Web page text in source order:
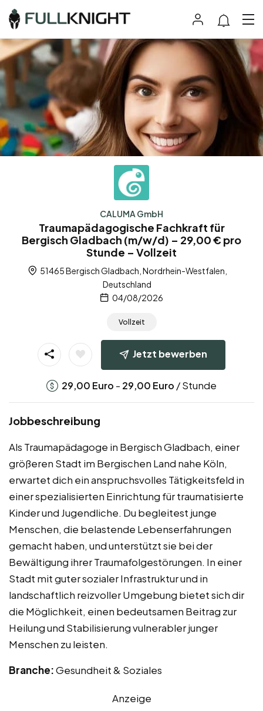
CALUMA GmbH
Traumapädagogische Fachkraft für
Bergisch Gladbach (m/w/d) – 29,00 € pro
Stunde – Vollzeit
51465 Bergisch Gladbach, Nordrhein-Westfalen,
Deutschland
04/08/2026
Vollzeit
Jetzt bewerben
29,00 Euro - 29,00 Euro / Stunde
Jobbeschreibung
Als Traumapädagoge in Bergisch Gladbach, einer
größeren Stadt im Bergischen Land nahe Köln,
erwartet dich ein anspruchsvolles Tätigkeitsfeld in
einer spezialisierten Einrichtung für traumatisierte
Kinder und Jugendliche. Du begleitest junge
Menschen, die belastende Lebenserfahrungen
gemacht haben, und unterstützt sie bei der
Bewältigung ihrer Traumafolgestörungen. In einer
Stadt mit guter sozialer Infrastruktur und in
landschaftlich reizvoller Umgebung bietet sich dir
die Möglichkeit, einen bedeutsamen Beitrag zur
Heilung und Stabilisierung vulnerabler junger
Menschen zu leisten.
Branche:Gesundheit & Soziales
Anzeige